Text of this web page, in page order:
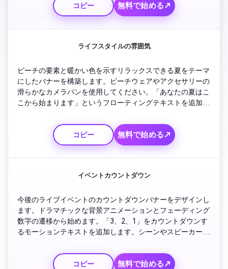
セージで締めくくります。
コピー 無料で始める↗
ライフスタイルの雰囲気
ビーチの要素と暖かい色を示すリラックスできる夏をテーマ
にしたバナーを構築します。ビーチウェアやアクセサリーの
滑らかなカメラパンを使用してください。「あなたの夏はこ
こから始まります」というフローティングテキストを追加し
合します。スタイリッシュでインスタグラム対応のバナール
ックをお届けします。
コピー 無料で始める↗
イベントカウントダウン
今後のライブイベントのカウントダウンバナーをデザインし
ます。ドラマチックな背景アニメーションとフェーディング
数字の遷移から始めます。「3、2、1」をカウントダウンす
るモーションテキストを追加します。シーンやスピーカーの
イブに参加する」というテキストと光る購読ボタンのアニメ
ーションで締めくくります。
コピー 無料で始める↗